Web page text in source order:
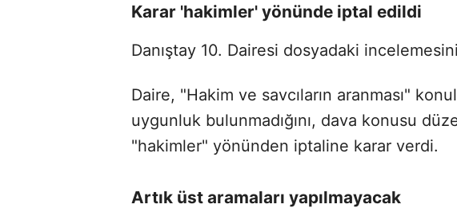
Karar 'hakimler' yönünde iptal edildi
Danıştay 10. Dairesi dosyadaki
Daire, "Hakim ve savcıların aranması"
uygunluk bulunmadığını, dava konusu
"hakimler" yönünden iptaline karar verdi.
Artık üst aramaları yapılmayacak